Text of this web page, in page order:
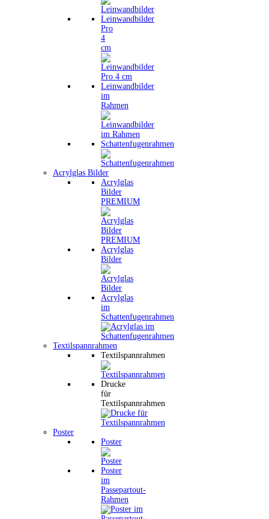
Leinwandbilder
Pro
4
cm
Leinwandbilder
im
Rahmen
Schattenfugenrahmen
Acrylglas Bilder
Acrylglas
Bilder
PREMIUM
Acrylglas
Bilder
Acrylglas
im
Schattenfugenrahmen
Textilspannrahmen
Textilspannrahmen
Drucke
für
Textilspannrahmen
Poster
Poster
Poster
im
Passepartout-
Rahmen